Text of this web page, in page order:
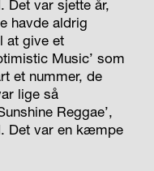
Det var sjette år,
havde aldrig
at give et
Music’ som
et nummer, de
lige så
Reggae’,
Det var en kæmpe